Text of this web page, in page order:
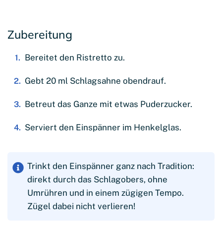
Zubereitung
Bereitet den Ristretto zu.
Gebt 20 ml Schlagsahne obendrauf.
Betreut das Ganze mit etwas Puderzucker.
Serviert den Einspänner im Henkelglas.
Trinkt den Einspänner ganz nach Tradition:
direkt durch das Schlagobers, ohne
Umrühren und in einem zügigen Tempo.
Zügel dabei nicht verlieren!